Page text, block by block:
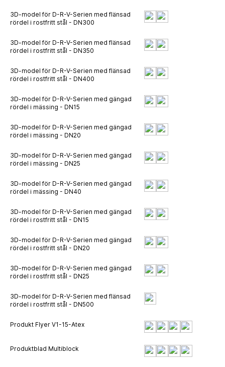
3D-model för D-R-V-Serien med flänsad
rördel i rostfritt stål - DN300
3D-model för D-R-V-Serien med flänsad
rördel i rostfritt stål - DN350
3D-model för D-R-V-Serien med flänsad
rördel i rostfritt stål - DN400
3D-model för D-R-V-Serien med gängad
rördel i mässing - DN15
3D-model för D-R-V-Serien med gängad
rördel i mässing - DN20
3D-model för D-R-V-Serien med gängad
rördel i mässing - DN25
3D-model för D-R-V-Serien med gängad
rördel i mässing - DN40
3D-model för D-R-V-Serien med gängad
rördel i rostfritt stål - DN15
3D-model för D-R-V-Serien med gängad
rördel i rostfritt stål - DN20
3D-model för D-R-V-Serien med gängad
rördel i rostfritt stål - DN25
3D-model för D-R-V-Serien med flänsad
rördel i rostfritt stål - DN500
Produkt Flyer V1-15-Atex
Produktblad Multiblock